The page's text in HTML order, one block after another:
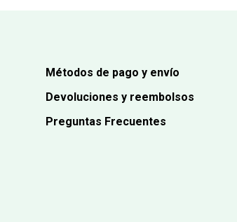
Métodos de pago y envío
Devoluciones y reembolsos
Preguntas Frecuentes